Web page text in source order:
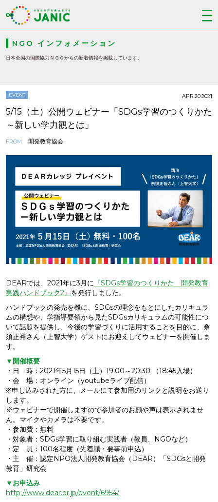
NGO インフォメーション
日本全国の国際協力ＮＧＯからの新着情報を掲載しています。
EVENT
5/15（土）公開ウェビナー「SDGs学習のつくりかた
～新しい学力観とは」
FROM 開発教育協会
APR.20.2021
DEARでは、2021年に3月に 『SDGs学習のつくりかた 開発教育
実践ハンドブック2』 を発行しました。
ハンドブックの発売を機に、SDGsの理念をもとにしたカリキュラ
ムの構想や、学指導要領から見たSDGsカリキュラムの可能性につ
いて話題を提供し、今後の学習づくりに活用することを目的に、奈
須正裕さん（上智大学）ゲストにお迎えしてウェビナーを開催しま
す。
▼開催概要
・日 時：2021年5月15日（土）19:00～20:30 （18:45入場）
・会 場：オンライン（youtubeライブ配信）
※申し込みされた方に、メールにて参加用のリンクと説明をお送り
します。
※ウェビナーで開催しますので参加者のお顔や声は表示されませ
ん。マイクやカメラは不要です。
・参加費：無料
・対象者：SDGs学習に取り組む実践者（教員、NGOなど）
・定 員：100名程度（先着順・要事前申込）
・主 催：認定NPO法人開発教育協会（DEAR）「SDGsと開発
教育」研究会
▼お申込み
http://www.dear.or.jp/event/6954/